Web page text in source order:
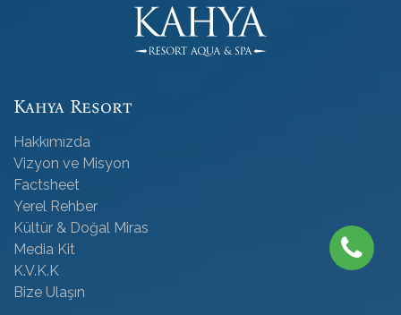
Kahya Resort
Hakkımızda
Vizyon ve Misyon
Factsheet
Yerel Rehber
Kültür & Doğal Miras
Media Kit
K.V.K.K
Bize Ulaşın